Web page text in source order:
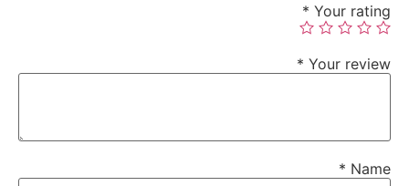
Your rating
*
Your review
*
Name
*